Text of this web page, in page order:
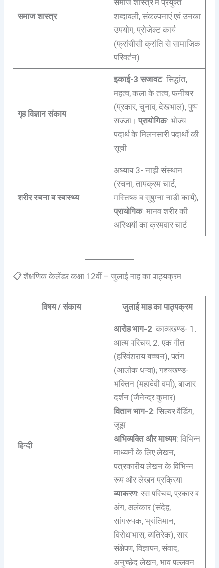
समाज शास्त्र
समाज शास्त्र में प्रयुक्त
शब्दावली, संकल्पनाएं एवं उनका
उपयोग, प्रोजेक्ट कार्य
(फ्रांसीसी क्रांति से सामाजिक
परिवर्तन)
गृह विज्ञान संकाय
इकाई-3 सजावट: सिद्धांत,
महत्व, कला के तत्व, फर्नीचर
(प्रकार, चुनाव, देखभाल), पुष्प
सज्जा। प्रायोगिक: भोज्य
पदार्थ के मिलनसारी पदार्थों की
सूची
शरीर रचना व स्वास्थ्य
अध्याय 3- नाड़ी संस्थान
(रचना, तापक्रम चार्ट,
मस्तिष्क व सुषुम्ना नाड़ी कार्य),
प्रायोगिक: मानव शरीर की
अस्थियों का क्रमवार चार्ट
📋 शैक्षणिक केलेंडर कक्षा 12वीं – जुलाई माह का पाठ्यक्रम
विषय / संकाय जुलाई माह का पाठ्यक्रम
हिन्दी
आरोह भाग-2: काव्यखण्ड- 1.
आत्म परिचय, 2. एक गीत
(हरिवंशराय बच्चन), पतंग
(आलोक धन्वा); गद्द्यखण्ड-
भक्तिन (महादेवी वर्मा), बाजार
दर्शन (जैनेन्द्र कुमार)
वितान भाग-2: सिल्वर वैडिंग,
जूझ
अभिव्यक्ति और माध्यम: विभिन्न
माध्यमों के लिए लेखन,
पत्रकारीय लेखन के विभिन्न
रूप और लेखन प्रक्रिया
व्याकरण: रस परिचय, प्रकार व
अंग, अलंकार (संदेह,
सांगरूपक, भ्रांतिमान,
विरोधाभास, व्यतिरेक), सार
संक्षेपण, विज्ञापन, संवाद,
अनुच्छेद लेखन, भाव पल्लवन